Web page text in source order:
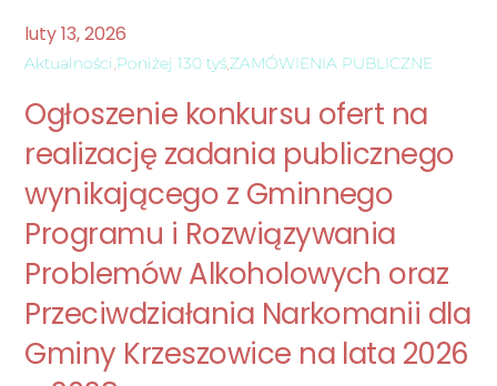
luty13,2026
Aktualności,Poniżej 130 tyś,ZAMÓWIENIA PUBLICZNE
Ogłoszenie konkursu ofert na
realizację zadania publicznego
wynikającego z Gminnego
Programu i Rozwiązywania
Problemów Alkoholowych oraz
Przeciwdziałania Narkomanii dla
Gminy Krzeszowice na lata 2026